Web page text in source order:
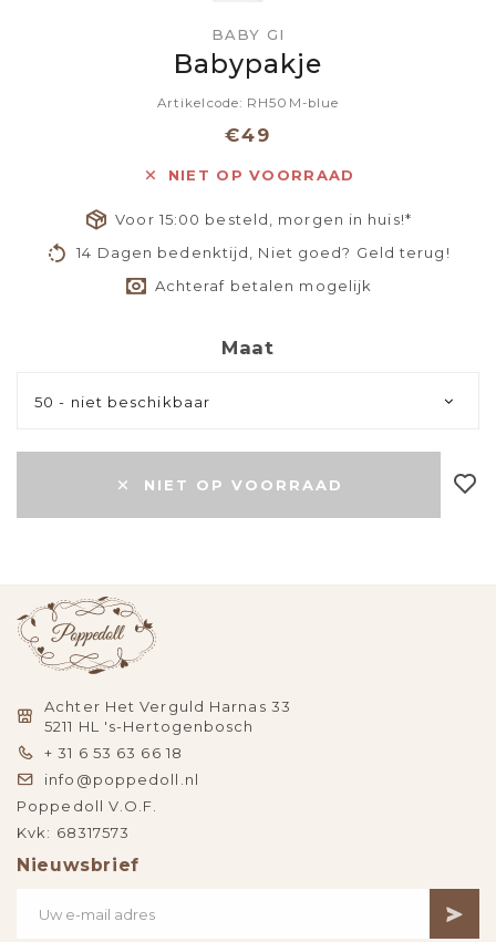
BABY GI
Babypakje
Artikelcode: RH50M-blue
€49
NIET OP VOORRAAD
Voor 15:00 besteld, morgen in huis!*
14 Dagen bedenktijd, Niet goed? Geld terug!
Achteraf betalen mogelijk
Maat
50 - niet beschikbaar
NIET OP VOORRAAD
Achter Het Verguld Harnas 33
5211 HL 's-Hertogenbosch
+ 31 6 53 63 66 18
info@poppedoll.nl
Poppedoll V.O.F.
Kvk: 68317573
Nieuwsbrief